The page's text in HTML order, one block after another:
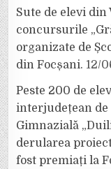
Sute de elevi
concursurile
organizate de
din Focșani. 12/
Peste 200 de
interjudețean de
Gimnazială
derularea
fost premiați la